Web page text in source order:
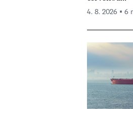
4. 8. 2026 ▪ 6